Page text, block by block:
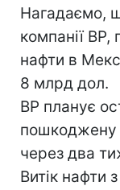
Нагадаємо,
компанії BP,
нафти в
8 млрд дол.
ВР планує
пошкоджену
через два
Витік нафти